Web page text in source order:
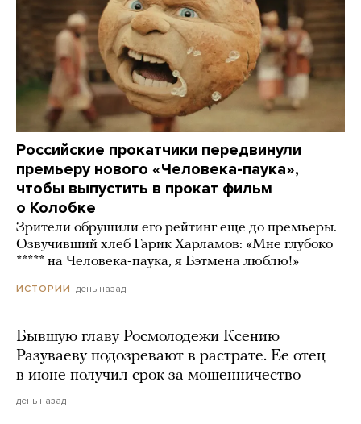
Российские прокатчики передвинули
премьеру нового «Человека-паука»,
чтобы выпустить в прокат фильм
о Колобке
Зрители обрушили его рейтинг еще до премьеры.
Озвучивший хлеб Гарик Харламов: «Мне глубоко
***** на Человека-паука, я Бэтмена люблю!»
ИСТОРИИ день назад
Бывшую главу Росмолодежи Ксению
Разуваеву подозревают в растрате. Ее отец
в июне получил срок за мошенничество
день назад